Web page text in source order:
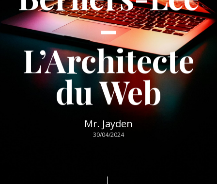
–
L’Architecte
du Web
Mr. Jayden
30/04/2024